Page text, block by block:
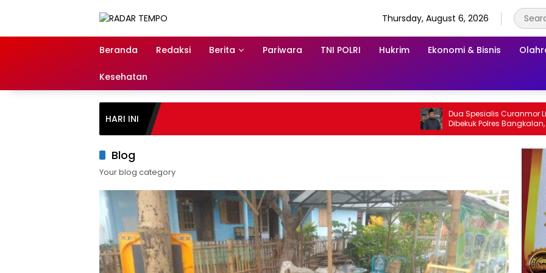
Thursday, August 6, 2026
Beranda Redaksi Berita Pariwara TNI POLRI Hukrim Ekonomi & Bisnis
Kesehatan
HARI INI
Dua Spesialis Curanmor Lintas
Dibekuk Polres Bangkalan, Mengaku
Beraksi di 11 TKP
Blog
Your blog category